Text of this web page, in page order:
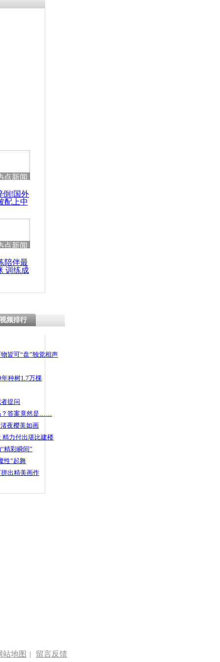
点新闻
倒!国外
配上中
点新闻
陪伴最
训练成
频排行
皆可“盘”独觉相声
种树1.7万棵
提问
？答案竟然是……
夜樱美如画
精力付出堪比建楼
精彩瞬间”
性”起舞
出精美画作
站地图 | 留言反馈